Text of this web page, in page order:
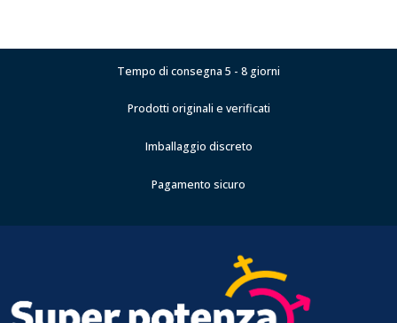
Tempo di consegna 5 - 8 giorni
Prodotti originali e verificati
Imballaggio discreto
Pagamento sicuro